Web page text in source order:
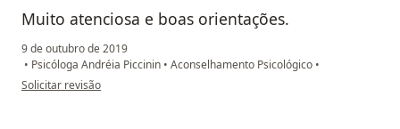
Muito atenciosa e boas orientações.
9 de outubro de 2019
• Psicóloga Andréia Piccinin • Aconselhamento Psicológico •
na opinião do utilizador Sua conta foi excluída
Solicitar revisão